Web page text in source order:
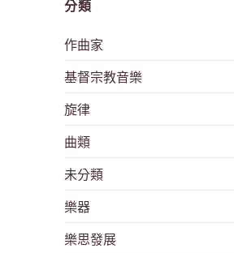
分類
作曲家
基督宗教音樂
旋律
曲類
未分類
樂器
樂思發展